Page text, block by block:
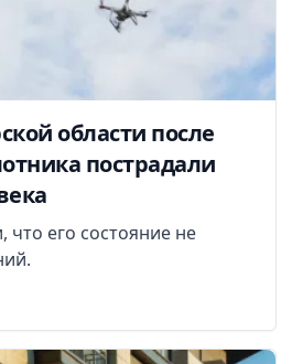
области после
пострадали
его состояние не